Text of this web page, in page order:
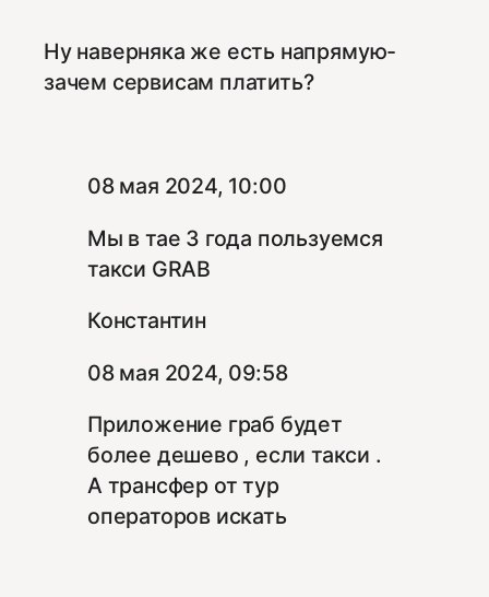
Ну наверняка же есть напрямую-
зачем сервисам платить?
08 мая 2024, 10:00
Мы в тае 3 года пользуемся
такси GRAB
Константин
08 мая 2024, 09:58
Приложение граб будет
более дешево , если такси .
А трансфер от тур
операторов искать